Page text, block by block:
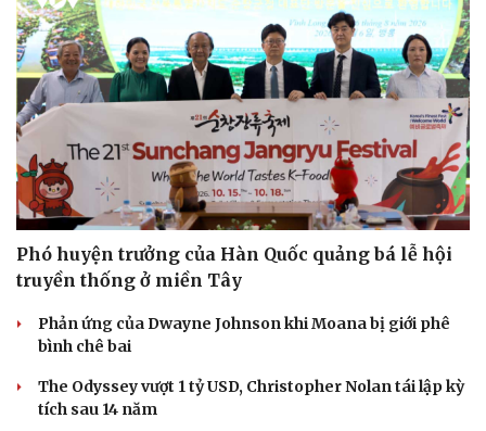
Phó huyện trưởng của Hàn Quốc quảng bá lễ hội
truyền thống ở miền Tây
Phản ứng của Dwayne Johnson khi Moana bị giới phê
bình chê bai
The Odyssey vượt 1 tỷ USD, Christopher Nolan tái lập kỳ
tích sau 14 năm